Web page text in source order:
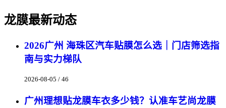
龙膜最新动态
2026广州 海珠区汽车贴膜怎么选｜门店筛选指
南与实力梯队
2026-08-05 / 46
广州理想贴龙膜车衣多少钱？认准车艺尚龙膜